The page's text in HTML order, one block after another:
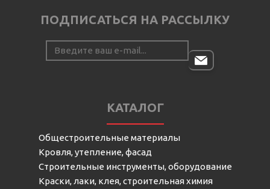
ПОДПИСАТЬСЯ НА РАССЫЛКУ
КАТАЛОГ
Общестроительные материалы
Кровля, утепление, фасад
Строительные инструменты, оборудование
Краски, лаки, клея, строительная химия